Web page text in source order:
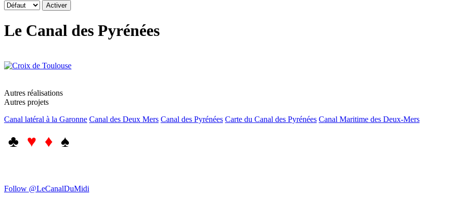
Le Canal des Pyrénées
Autres réalisations
Autres projets
Canal latéral à la Garonne Canal des Deux Mers Canal des Pyrénées Carte du Canal des Pyrénées Canal Maritime des Deux-Mers
♣ ♥ ♦ ♠
Follow @LeCanalDuMidi